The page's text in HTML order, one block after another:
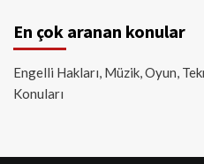
En çok aranan konular
Engelli Hakları, Müzik, Oyun,
Konuları